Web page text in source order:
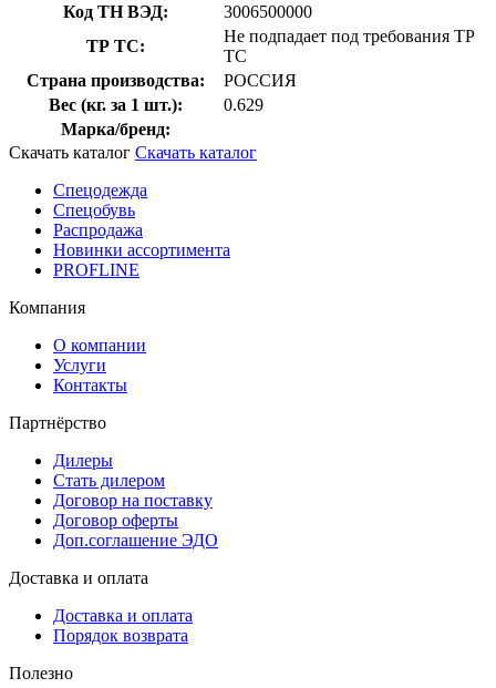
Код ТН ВЭД:
3006500000
ТР ТС:
Не подпадает под требования ТР
ТС
Страна производства:
РОССИЯ
Вес (кг. за 1 шт.):
0.629
Марка/бренд:
Скачать каталог Скачать каталог
Спецодежда
Спецобувь
Распродажа
Новинки ассортимента
PROFLINE
Компания
О компании
Услуги
Контакты
Партнёрство
Дилеры
Стать дилером
Договор на поставку
Договор оферты
Доп.соглашение ЭДО
Доставка и оплата
Доставка и оплата
Порядок возврата
Полезно